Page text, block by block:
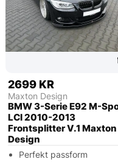
2699 KR
Maxton Design
BMW 3-Serie E92 M-
LCI 2010-2013
Frontsplitter V.1 Maxton
Design
Perfekt passform